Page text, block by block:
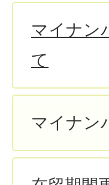
マイナン
て
マイナン